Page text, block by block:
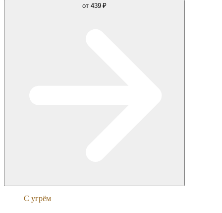
от 439 ₽
С угрём